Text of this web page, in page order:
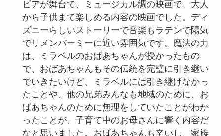
ビアが舞台で、ミュージカル調の映画で、大人
から子供まで楽しめる内容の映画でした。ディ
ズニーらしいストーリーで音楽もラテンで陽気
でリメンバーミーに近い雰囲気です。魔法の力
は、ミラベルのおばあちゃんが授かったもの
で、おばあちゃんもその伝統を完璧に引き継い
でいきたいけど、ミラベルには引き継げなかっ
たことや、他の兄弟みんなも地域のために、お
ばあちゃんのために無理をしていたことがわか
ったことが、子育て中のお母さんに響く内容だ
なと思いました。おばあちゃんも辛いし、家族